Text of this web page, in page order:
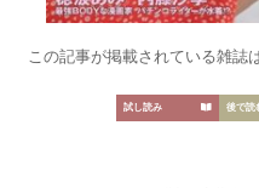
この記事が掲載されている雑誌
試し読み 後で読